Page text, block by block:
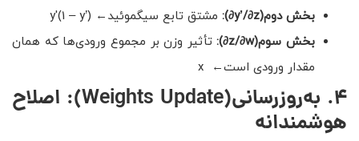
بخش دوم(y’/∂z∂):
مشتق تابع سیگموئید← y'(1 – y’)
بخش سوم(z/∂w∂):
تأثیر وزن بر مجموع ورودی‌ها که همان
مقدار ورودی است← x
۴. به‌روزرسانی(Weights Update) : اصلاح
هوشمندانه